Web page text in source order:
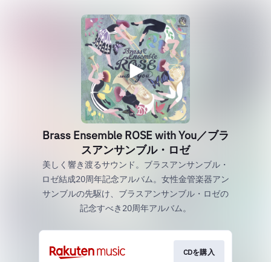
Brass Ensemble ROSE with You／ブラ
スアンサンブル・ロゼ
美しく響き渡るサウンド。ブラスアンサンブル・
ロゼ結成20周年記念アルバム。女性金管楽器アン
サンブルの先駆け、ブラスアンサンブル・ロゼの
記念すべき20周年アルバム。
CDを購入